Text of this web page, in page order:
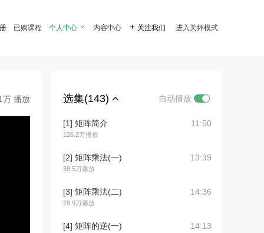
已购课程 个人中心  内容中心  关注我们 进入关怀模式
万 播放 选集(143) 自动播放
[1] 矩阵简介
126.2万播放
11:50
[2] 矩阵乘法(一)
38.5万播放
13:39
[3] 矩阵乘法(二)
28.9万播放
14:36
[4] 矩阵的逆(一) 14:13